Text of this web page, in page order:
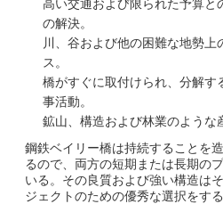
高い交通および限られた予算と
の解決。
川、谷および他の困難な地勢
ス。
橋がすぐに取付けられ、分解す
事活動。
鉱山、構造および林業のような
鋼鉄ベイリー橋は持続することを
るので、両方の短期または長期の
いる。その良質および強い構造は
ジェクトのための優秀な選択をする